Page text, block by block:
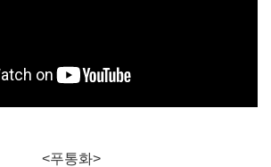
<푸통화>